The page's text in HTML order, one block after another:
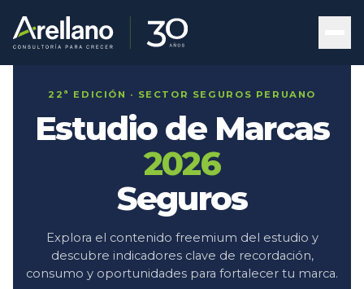
22ª EDICIÓN · SECTOR SEGUROS PERUANO
Estudio de Marcas
2026
Seguros
Explora el contenido freemium del estudio y
descubre indicadores clave de recordación,
consumo y oportunidades para fortalecer tu marca.